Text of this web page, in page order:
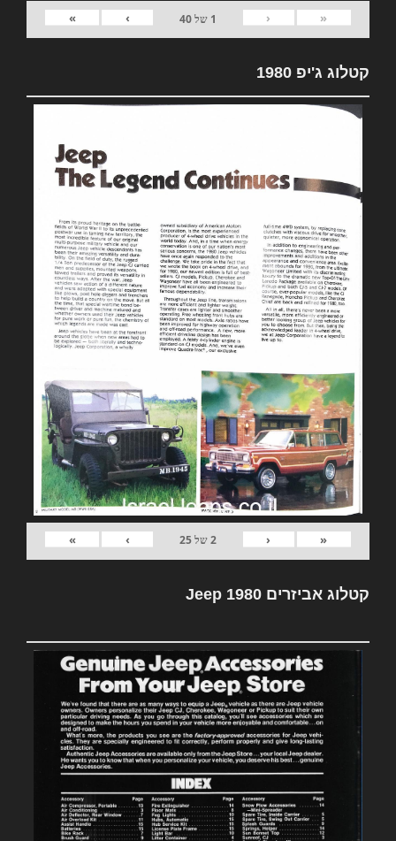
«
‹
1 של40
›
»
קטלוג ג'יפ 1980
«
‹
2של25
›
»
קטלוג אביזרים Jeep 1980